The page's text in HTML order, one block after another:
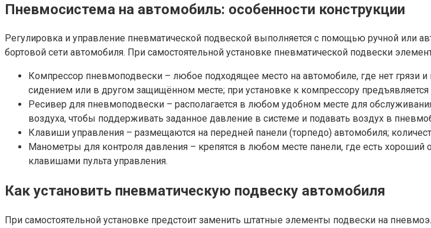
Пневмосистема на автомобиль: особенности конструкции
Регулировка и управление пневматической подвеской выполняется с помощью ручной или
бортовой сети автомобиля. При самостоятельной установке пневматической подвески
Компрессор пневмоподвески – любое подходящее место на автомобиле, где нет грязи
сидением или в другом защищённом месте; при установке к компрессору
Ресивер для пневмоподвески – располагается в любом удобном месте для
воздуха, чтобы поддерживать заданное давление в системе и подавать воздух в
Клавиши управления – размещаются на передней панели (торпедо) автомобиля;
Манометры для контроля давления – крепятся в любом месте панели, где есть
клавишами пульта управления.
Как установить пневматическую подвеску автомобиля
При самостоятельной установке предстоит заменить штатные элементы подвески на